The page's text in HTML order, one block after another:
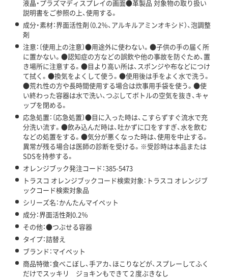
液晶・プラズマディスプレイの画面●革製品 対象物の取り扱い
説明書をご参照の上、使用する。
成分・素材：界面活性剤（0.2％、アルキルアミンオキシド）、泡調整
剤
注意：〔使用上の注意〕●用途外に使わない。●子供の手の届く所
に置かない。●認知症の方などの誤飲や他の事故を防ぐため、置
き場所に注意する。●目より高い所は、スポンジや布などにつけ
て拭く。●換気をよくして使う。●使用後は手をよく水で洗う。
●荒れ性の方や長時間使用する場合は炊事用手袋を使う。●使
い終わった容器は水で洗い、つぶしてボトルの空気を抜き、キャ
ップを閉める。
応急処置：〔応急処置〕●目に入った時は、こすらずすぐ流水で充
分洗い流す。●飲み込んだ時は、吐かずに口をすすぎ、水を飲む
などの処置をする。●気分が悪くなった時は、使用を中止する。
異常が残る場合は医師の診断を受ける。※受診時は本品または
SDSを持参する。
オレンジブック発注コード：385-5473
トラスコ オレンジブックコード検索対象：トラスコ オレンジブ
ックコード検索対象品
シリーズ名：かんたんマイペット
成分：界面活性剤0.2％
その他：●つぶせる容器
タイプ：詰替え
ブランド：マイペット
商品特徴：食べこぼし、手アカ、ほこりなどが、スプレーしてふく
だけでスッキリ ジョキンもできて２度ぶきなし